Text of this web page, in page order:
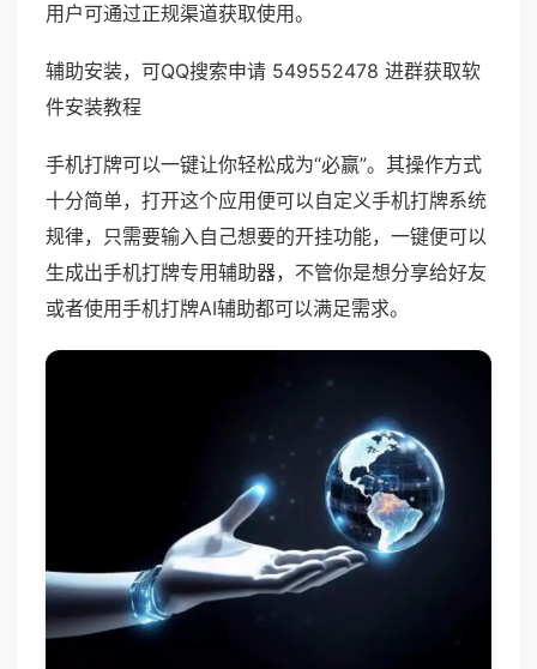
用户可通过正规渠道获取使用。
辅助安装，可QQ搜索申请 549552478 进群获取软
件安装教程
手机打牌可以一键让你轻松成为“必赢”。其操作方式
十分简单，打开这个应用便可以自定义手机打牌系统
规律，只需要输入自己想要的开挂功能，一键便可以
生成出手机打牌专用辅助器，不管你是想分享给好友
或者使用手机打牌AI辅助都可以满足需求。